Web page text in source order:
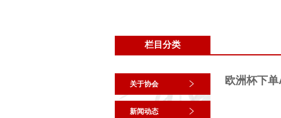
栏目分类
关于协会
新闻动态
欧洲杯下